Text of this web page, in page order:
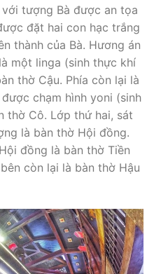
tượng Bà được an tọa
đặt hai con hạc trắng
thành của Bà. Hương án
một linga (sinh thực khí
thờ Cậu. Phía còn lại là
chạm hình yoni (sinh
thờ Cô. Lớp thứ hai, sát
là bàn thờ Hội đồng.
đồng là bàn thờ Tiền
còn lại là bàn thờ Hậu